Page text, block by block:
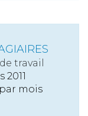
travail
mois